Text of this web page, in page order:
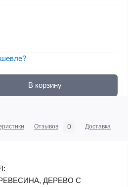
В корзину
Отзывов 0 Доставка
ДЕРЕВО С